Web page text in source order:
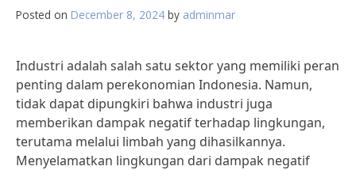
Posted on December 8, 2024 by adminmar
Industri adalah salah satu sektor yang memiliki peran
penting dalam perekonomian Indonesia. Namun,
tidak dapat dipungkiri bahwa industri juga
memberikan dampak negatif terhadap lingkungan,
terutama melalui limbah yang dihasilkannya.
Menyelamatkan lingkungan dari dampak negatif